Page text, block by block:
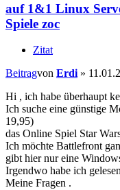
auf 1&1 Linux
Spiele zoc
Zitat
Beitragvon Erdi »
Hi , ich habe überhaupt
Ich suche eine günstige
19,95)
das Online Spiel Star
Ich möchte Battlefront
gibt hier nur eine
Irgendwo habe ich
Meine Fragen .